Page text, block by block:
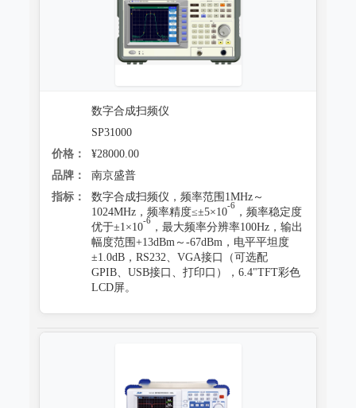
数字合成扫频仪
SP31000
价格：
¥28000.00
品牌：
南京盛普
指标：
数字合成扫频仪，频率范围1MHz～
1024MHz，频率精度≤±5×10
-6
，频率稳定度
优于±1×10
-6
，最大频率分辨率100Hz，输出
幅度范围+13dBm～-67dBm，电平平坦度
±1.0dB，RS232、VGA接口（可选配
GPIB、USB接口、打印口），6.4"TFT彩色
LCD屏。